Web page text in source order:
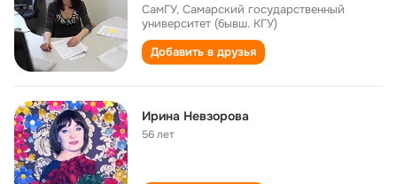
СамГУ, Самарский государственный
университет (бывш. КГУ)
Добавить в друзья
Ирина Невзорова
56 лет